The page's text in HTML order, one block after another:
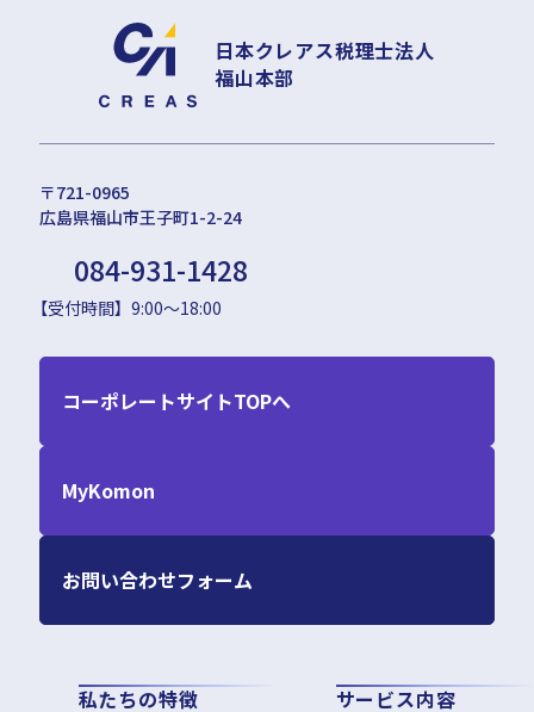
日本クレアス税理士法人
福山本部
〒721-0965
広島県福山市王子町1-2-24
084-931-1428
【受付時間】9:00～18:00
私たちの特徴 サービス内容
コーポレートサイトTOPへ
MyKomon
お問い合わせフォーム